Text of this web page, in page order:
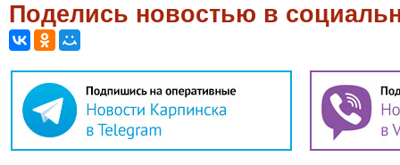
Поделись новостью в